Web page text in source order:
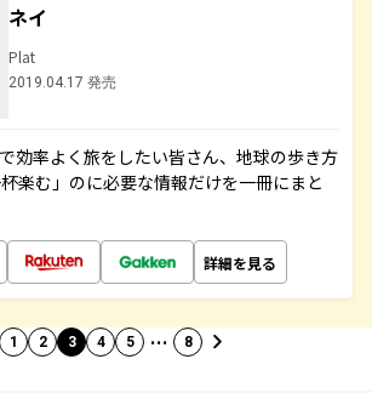
ネイ
Plat
2019.04.17 発売
効率よく旅をしたい皆さん、地球の歩き方
楽む」のに必要な情報だけを一冊にまと
詳細を見る
1 2 3 4 5 … 8